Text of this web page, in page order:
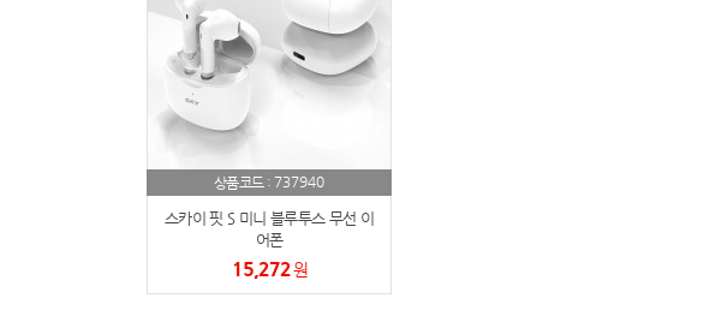
상품코드 : 737940
스카이 핏 S 미니 블루투스 무선 이
어폰
15,272원